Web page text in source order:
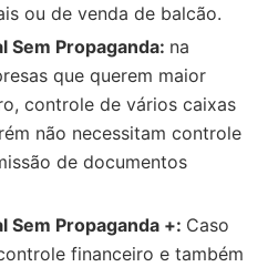
ou de venda de balcão.
Sem Propaganda: na
que querem maior
controle de vários caixas
não necessitam controle
de documentos
Sem Propaganda +: Caso
financeiro e também